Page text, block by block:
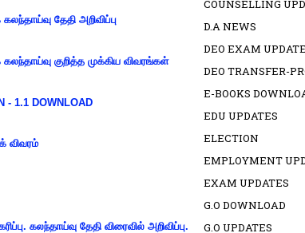
தேதி அறிவிப்பு
குறித்த முக்கிய விவரங்கள்
- 1.1 DOWNLOAD
விவரம்
கலந்தாய்வு தேதி விரைவில் அறிவிப்பு.
COUNSELLING
D.A NEWS
DEO EXAM
DEO TRANSFER-
E-BOOKS
EDU UPDATES
ELECTION
EMPLOYMENT
EXAM UPDATES
G.O DOWNLOAD
G.O UPDATES